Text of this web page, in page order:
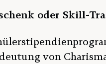
oder Skill-
von